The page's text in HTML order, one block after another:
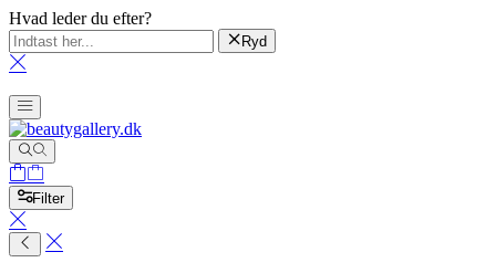
Hvad leder du efter?
Ryd
Filter